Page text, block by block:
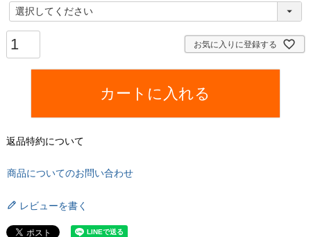
必
お気に入りに登録する
カートに入れる
返品特約について
商品についてのお問い合わせ
レビューを書く